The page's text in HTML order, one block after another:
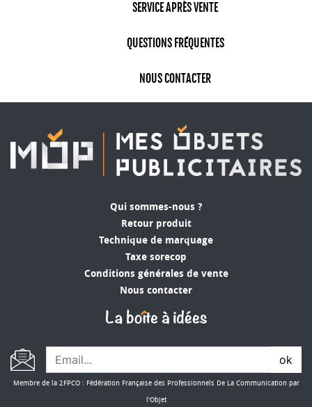
SERVICE APRÈS VENTE
QUESTIONS FRÉQUENTES
NOUS CONTACTER
Qui sommes-nous ?
Retour produit
Technique de marquage
Taxe sorecop
Conditions générales de vente
Nous contacter
ok
Membre de la 2FPCO : Fédération Française des Professionnels De La Communication par
l'Objet